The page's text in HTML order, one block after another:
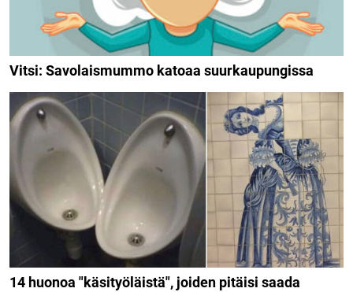
Vitsi: Savolaismummo katoaa suurkaupungissa
14 huonoa "käsityöläistä", joiden pitäisi saada